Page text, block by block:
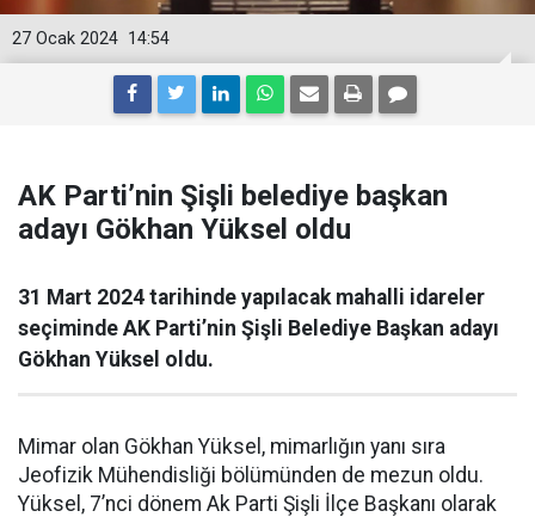
14:54
27 Ocak 2024
AK Parti’nin Şişli belediye başkan
adayı Gökhan Yüksel oldu
31 Mart 2024 tarihinde yapılacak mahalli idareler
seçiminde AK Parti’nin Şişli Belediye Başkan adayı
Gökhan Yüksel oldu.
Mimar olan Gökhan Yüksel, mimarlığın yanı sıra
Jeofizik Mühendisliği bölümünden de mezun oldu.
Yüksel, 7’nci dönem Ak Parti Şişli İlçe Başkanı olarak